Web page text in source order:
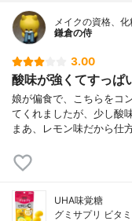
メイクの資格、
鎌倉の侍
3.00
酸味が強くてすっぱ
娘が偏食で、こちらをコ
てくれましたが、少し酸
まあ、レモン味だから仕
UHA味覚糖
グミサプリ ビタ